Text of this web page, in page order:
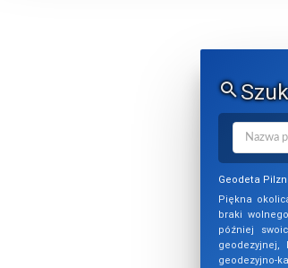
Geodeta
Piękna
braki
później
geodezyjnej,
geodezyjno-